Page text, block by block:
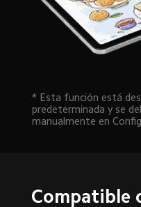
* Esta función está
predeterminada y se
manualmente en
Compatible